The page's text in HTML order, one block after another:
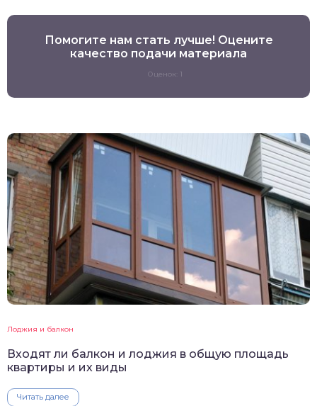
Помогите нам стать лучше! Оцените
качество подачи материала
Оценок: 1
Лоджия и балкон
Входят ли балкон и лоджия в общую площадь
квартиры и их виды
Читать далее